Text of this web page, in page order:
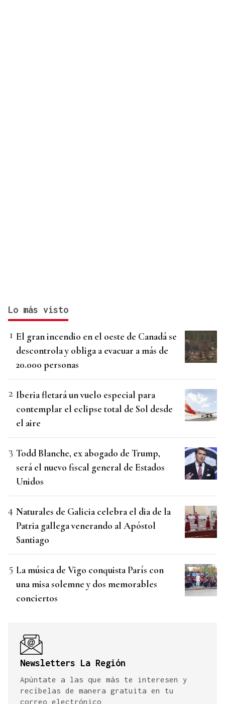
Lo más visto
El gran incendio en el oeste de Canadá se
descontrola y obliga a evacuar a más de
20.000 personas
Iberia fletará un vuelo especial para
contemplar el eclipse total de Sol desde
el aire
Todd Blanche, ex abogado de Trump,
será el nuevo fiscal general de Estados
Unidos
Naturales de Galicia celebra el dia de la
Patria gallega venerando al Apóstol
Santiago
La música de Vigo conquista París con
una misa solemne y dos memorables
conciertos
Newsletters La Región
Apúntate a las que más te interesen y
recíbelas de manera gratuita en tu
correo electrónico